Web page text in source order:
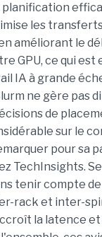
planification
les
améliorant le
GPU, ce qui est
IA à grande
ne gère pas
de
sur le
pour sa
TechInsights.
tenir compte
rack et inter-
la latence et